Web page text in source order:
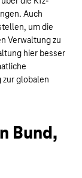
Auch
um die
Verwaltung zu
hier besser
globalen
Bund,